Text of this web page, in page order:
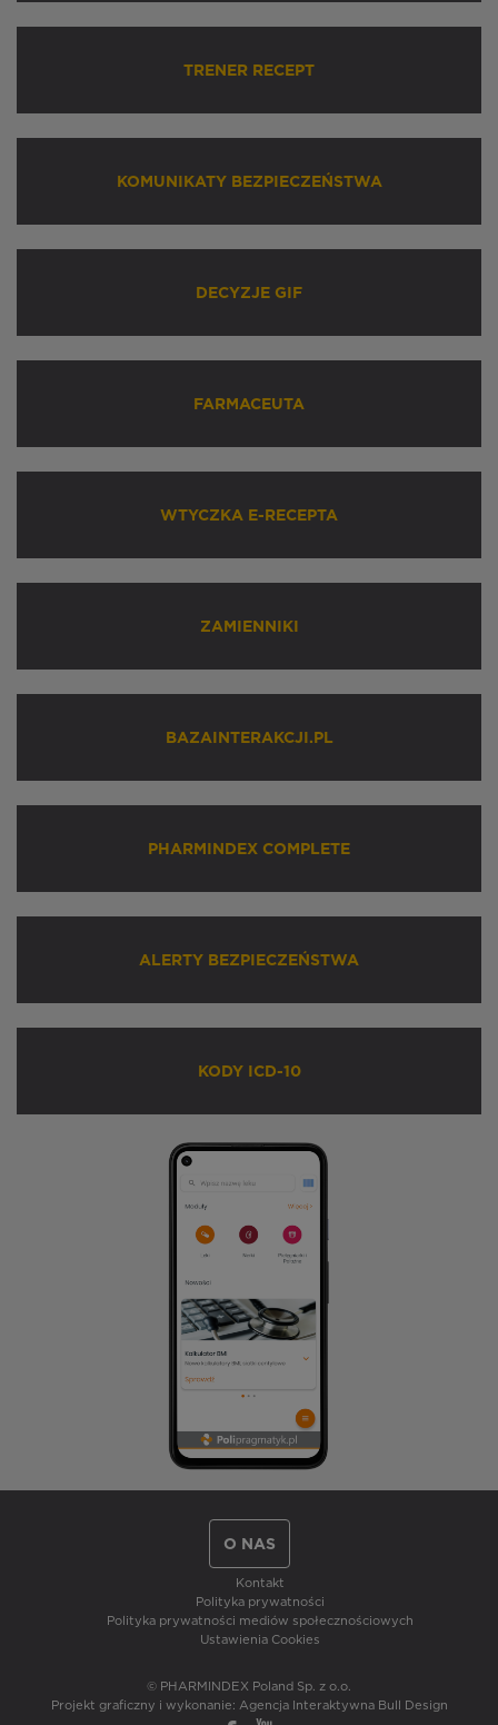
TRENER RECEPT
KOMUNIKATY BEZPIECZEŃSTWA
DECYZJE GIF
FARMACEUTA
WTYCZKA E-RECEPTA
ZAMIENNIKI
BAZAINTERAKCJI.PL
PHARMINDEX COMPLETE
ALERTY BEZPIECZEŃSTWA
KODY ICD-10
O NAS
Kontakt
Polityka prywatności
Polityka prywatności mediów społecznościowych
Ustawienia Cookies
© PHARMINDEX Poland Sp. z o.o.
Projekt graficzny i wykonanie: Agencja Interaktywna Bull Design